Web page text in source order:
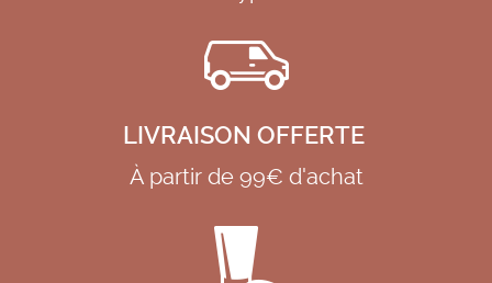
LIVRAISON OFFERTE
À partir de 99€ d'achat